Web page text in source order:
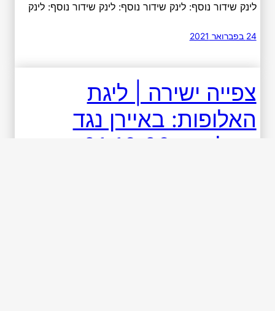
לינק שידור נוסף: לינק שידור נוסף: לינק שידור נוסף: לינק
24 בפברואר 2021
צפייה ישירה | ליגת
האלופות: באיירן נגד
אתלטיקו 21.10.20